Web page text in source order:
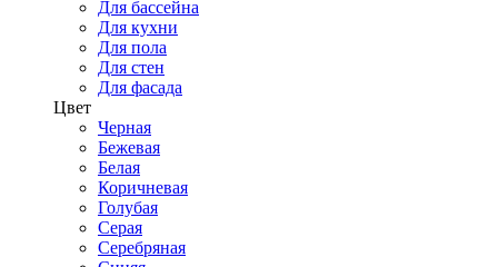
Для бассейна
Для кухни
Для пола
Для стен
Для фасада
Цвет
Черная
Бежевая
Белая
Коричневая
Голубая
Серая
Серебряная